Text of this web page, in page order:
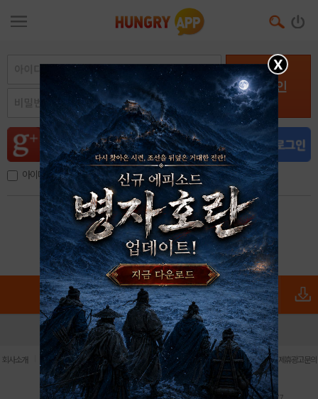
로그인
아이디, 이메일 저장
아이디 / 비밀번호 찾기 회원가입
X
로그인 PC버전 전체앱
회사소개 이용약관 | 개인정보 처리방침 | 청소년 보호정책 | 불법촬영물 신고센터 | 제휴광고문의
사업자등록번호:119-86-61101 (주)스마트나우 대표이사:송현두